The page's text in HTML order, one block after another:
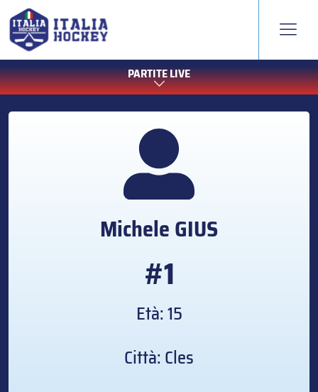
PARTITE LIVE
MicheleGIUS
#1
Età: 15
Città: Cles